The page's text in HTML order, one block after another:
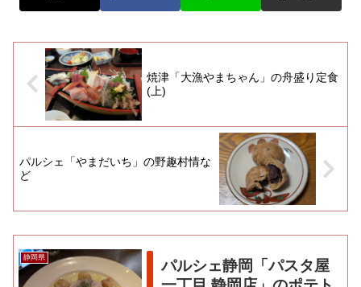
焼津「大漁やまちゃん」の舟盛り定食
(上)
パルシェ「やまだいち」の野趣村情な
ど
静岡県
パルシェ静岡「パスタ屋